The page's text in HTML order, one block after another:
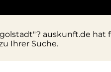
Ingolstadt
auskunft.de
Ihrer Suche.